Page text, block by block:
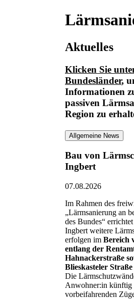
Aktuelles
Klicken Sie
Bundesländer,
Informationen
passiven
Region zu
Allgemeine News
Bau von
Ingbert
07.08.2026
Im Rahmen des
„Lärmsanierung an
des Bundes“
Ingbert weitere
erfolgen imBereich
entlang der
Hahnackerstraße
Blieskasteler
Die
Anwohner:in künftig
vorbeifahrenden